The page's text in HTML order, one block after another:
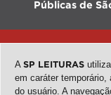
Públicas de
A SP LEITURAS
em caráter temporário,
do usuário. A